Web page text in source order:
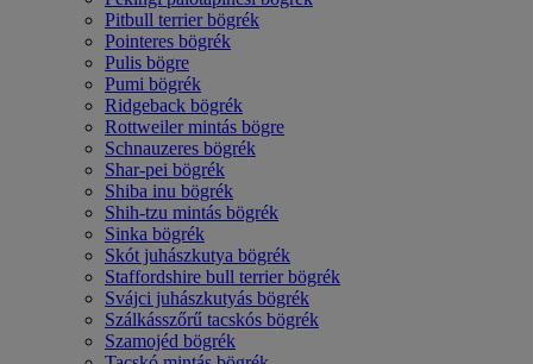
Pitbull terrier bögrék
Pointeres bögrék
Pulis bögre
Pumi bögrék
Ridgeback bögrék
Rottweiler mintás bögre
Schnauzeres bögrék
Shar-pei bögrék
Shiba inu bögrék
Shih-tzu mintás bögrék
Sinka bögrék
Skót juhászkutya bögrék
Staffordshire bull terrier bögrék
Svájci juhászkutyás bögrék
Szálkásszőrű tacskós bögrék
Szamojéd bögrék